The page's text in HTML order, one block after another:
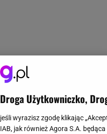
Droga Użytkowniczko,
jeśli wyrazisz zgodę klikając
IAB, jak również Agora S.A.